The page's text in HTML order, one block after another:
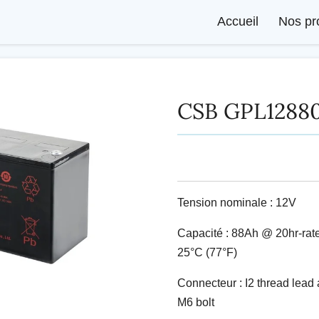
Accueil Nos
CSB
Tension nominale : 12V
Capacité : 88Ah @ 20hr-
25°C (77°F)
Connecteur : I2 thread lead
M6 bolt